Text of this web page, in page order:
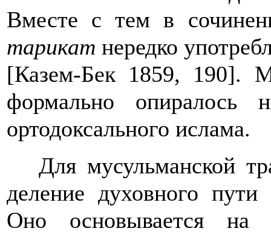
Вместе с тем в
тарикат нередко
[Казем-Бек 1859, 190].
формально опиралось
ортодоксального ислама.
Для мусульманской
деление духовного пути
Оно основывается на